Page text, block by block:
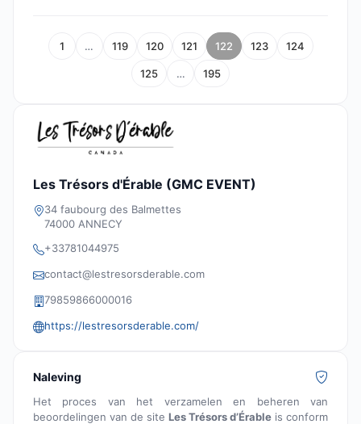
1 … 119 120 121 122 123 124
125 … 195
Les Trésors d'Érable (GMC EVENT)
34 faubourg des Balmettes
74000 ANNECY
+33781044975
contact@lestresorsderable.com
79859866000016
https://lestresorsderable.com/
Naleving
Het proces van het verzamelen en beheren van
beoordelingen van de site Les Trésors d’Érable is conform